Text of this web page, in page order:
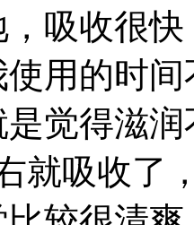
吸收很
用的时
觉得滋
就吸收了